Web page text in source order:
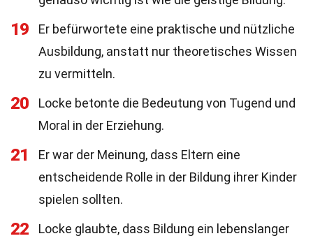
19
Er befürwortete eine praktische und nützliche
Ausbildung, anstatt nur theoretisches Wissen
zu vermitteln.
20
Locke betonte die Bedeutung von Tugend und
Moral in der Erziehung.
21
Er war der Meinung, dass Eltern eine
entscheidende Rolle in der Bildung ihrer Kinder
spielen sollten.
22
Locke glaubte, dass Bildung ein lebenslanger